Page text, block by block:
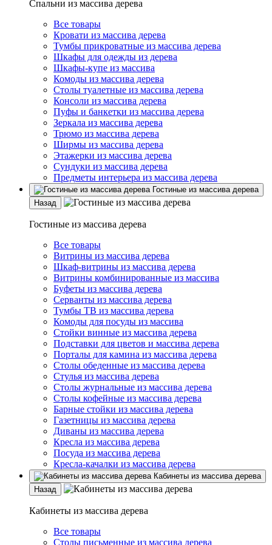
Спальни из массива дерева
Все товары
Кровати из массива дерева
Тумбы прикроватные из массива дерева
Шкафы для одежды из дерева
Шкафы-купе из массива
Комоды из массива дерева
Столы туалетные из массива дерева
Консоли из массива дерева
Пуфы и банкетки из массива дерева
Зеркала из массива дерева
Трюмо из массива дерева
Ширмы из массива дерева
Этажерки из массива дерева
Сундуки из массива дерева
Предметы интерьера из массива дерева
Гостиные из массива дерева
Назад
Гостиные из массива дерева
Все товары
Витрины из массива дерева
Шкаф-витрины из массива дерева
Витрины комбинированные из массива
Буфеты из массива дерева
Серванты из массива дерева
Тумбы ТВ из массива дерева
Комоды для посуды из массива
Стойки винные из массива дерева
Подставки для цветов и массива дерева
Порталы для камина из массива дерева
Столы обеденные из массива дерева
Стулья из массива дерева
Столы журнальные из массива дерева
Столы кофейные из массива дерева
Барные стойки из массива дерева
Газетницы из массива дерева
Диваны из массива дерева
Кресла из массива дерева
Посуда из массива дерева
Кресла-качалки из массива дерева
Кабинеты из массива дерева
Назад
Кабинеты из массива дерева
Все товары
Столы письменные из массива дерева